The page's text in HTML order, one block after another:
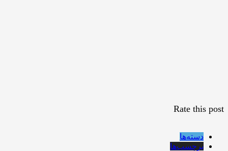
Rate this post
دسته‌ها
برچسب‌ها